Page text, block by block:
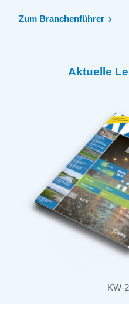
Zum Branchenführer
Aktuelle
KW-